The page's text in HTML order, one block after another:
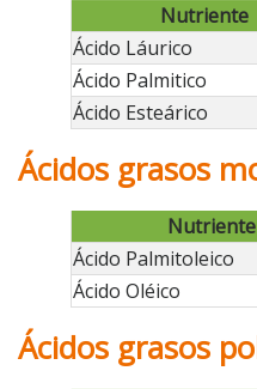
Nutriente
Ácido Láurico
Ácido Palmitico
Ácido Esteárico
Ácidos grasos
Nutriente
Ácido Palmitoleico
Ácido Oléico
Ácidos grasos